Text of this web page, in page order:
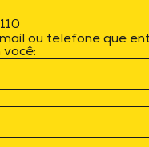
ou telefone que